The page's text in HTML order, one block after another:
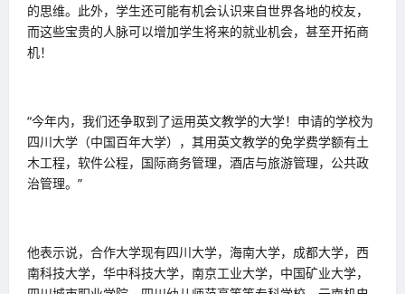
的思维。此外，学生还可能有机会认识来自世界各地的校友，
而这些宝贵的人脉可以增加学生将来的就业机会，甚至开拓商
机！
“今年内，我们还争取到了运用英文教学的大学！申请的学校为
四川大学（中国百年大学），其用英文教学的免学费学额有土
木工程，软件公程，国际商务管理，酒店与旅游管理，公共政
治管理。”
他表示说，合作大学现有四川大学，海南大学，成都大学，西
南科技大学，华中科技大学，南京工业大学，中国矿业大学，